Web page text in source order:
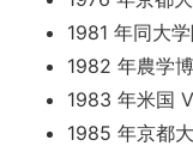
1981 年同大
1982 年農学
1983 年米国
1985 年京都